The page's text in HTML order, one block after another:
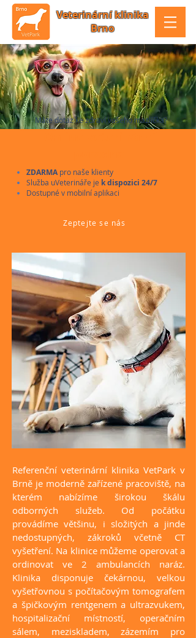
Veterinární klinika
Brno
Máte dotaz ke zdraví vašeho mazlíčka?
ZDARMA pro naše klienty
Služba uVeterináře je k dispozici 24/7
Dostupné v mobilní aplikaci
Zeptejte se nás
Referenční veterinární klinika VetPark v
Brně je moderně zařízené pracoviště, na
kterém nabízíme širokou škálu
odborných služeb. Od počátku
provádíme většinu, i složitých a jinde
nedostupných, zákroků včetně CT
vyšetření. Na klinice můžeme operovat a
ordinovat ve 2 ambulancích naráz.
Klinika disponuje čekárnou, velkou
vyšetřovnou s počítačovým tomografem
a špičkovým rentgenem a ultrazvukem,
hospitalizační místností, operačním
sálem, meziskladem, zázemím pro